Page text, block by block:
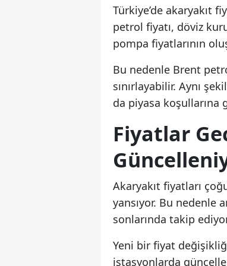
Türkiye’de akaryakıt
petrol fiyatı, döviz
pompa fiyatlarının
Bu nedenle Brent
sınırlayabilir. Aynı
da piyasa koşullarına
Fiyatlar
Akaryakıt fiyatları
yansıyor. Bu nedenle
sonlarında takip
Yeni bir fiyat
istasyonlarda